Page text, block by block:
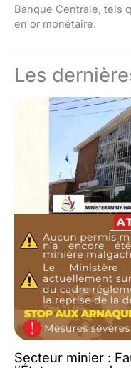
Banque Centrale, tels
en or monétaire.
Les
Secteur minier :